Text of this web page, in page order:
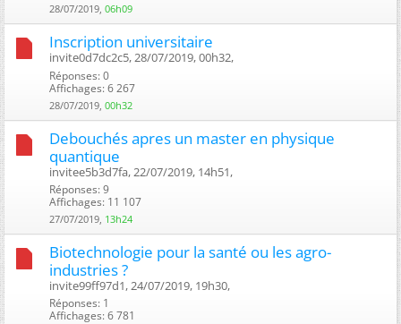
28/07/2019, 06h09
Inscription universitaire
invite0d7dc2c5, 28/07/2019, 00h32, ‎
Réponses: 0
Affichages: 6 267
28/07/2019, 00h32
Debouchés apres un master en physique
quantique
invitee5b3d7fa, 22/07/2019, 14h51, ‎
Réponses: 9
Affichages: 11 107
27/07/2019, 13h24
Biotechnologie pour la santé ou les agro-
industries ?
invite99ff97d1, 24/07/2019, 19h30, ‎
Réponses: 1
Affichages: 6 781